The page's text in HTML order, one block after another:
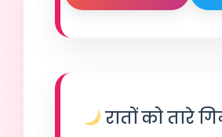
रातों को तारे